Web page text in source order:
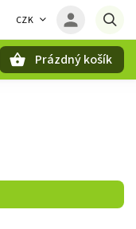
CZK
Prázdný košík